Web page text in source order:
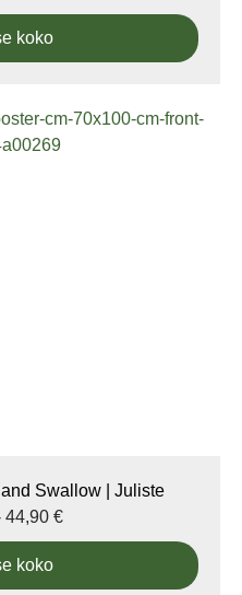
koko
Swallow | Juliste
44,90 €
koko